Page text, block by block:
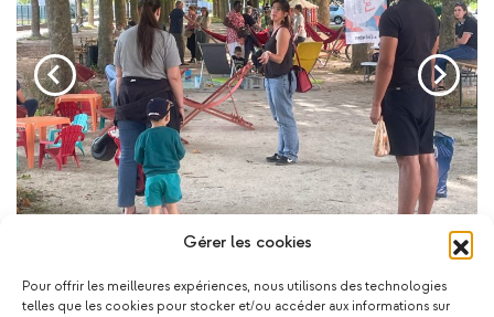
Gérer les cookies
Pour offrir les meilleures expériences, nous utilisons des technologies
telles que les cookies pour stocker et/ou accéder aux informations sur